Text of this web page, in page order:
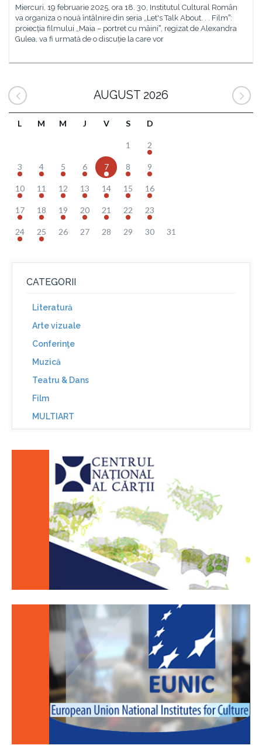
Miercuri, 19 februarie 2025, ora 18. 30, Institutul Cultural Român
va organiza o nouă întâlnire din seria „Let's Talk About. . . Filmˮ:
proiecția filmului „Maia – portret cu mâiniˮ, regizat de Alexandra
Gulea, va fi urmată de o discuție la care vor
AUGUST 2026
L M M J V S D
1 2
3 4 5 6 7 8 9
10 11 12 13 14 15 16
17 18 19 20 21 22 23
24 25 26 27 28 29 30 31
CATEGORII
Literatură
Arte vizuale
Conferinţe
Muzică
Teatru & Dans
Film
MULTIART